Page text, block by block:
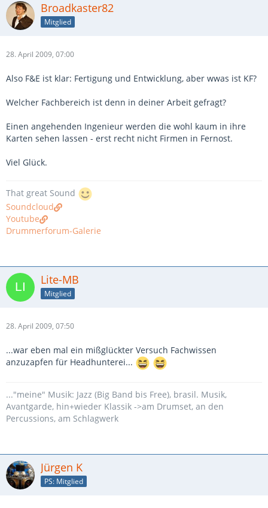
Broadkaster82
Mitglied
28. April 2009, 07:00
Also F&E ist klar: Fertigung und Entwicklung, aber wwas ist KF?
Welcher Fachbereich ist denn in deiner Arbeit gefragt?
Einen angehenden Ingenieur werden die wohl kaum in ihre
Karten sehen lassen - erst recht nicht Firmen in Fernost.
Viel Glück.
That great Sound
Soundcloud
Youtube
Drummerforum-Galerie
Lite-MB
Mitglied
28. April 2009, 07:50
...war eben mal ein mißglückter Versuch Fachwissen
anzuzapfen für Headhunterei...
..."meine" Musik: Jazz (Big Band bis Free), brasil. Musik,
Avantgarde, hin+wieder Klassik ->am Drumset, an den
Percussions, am Schlagwerk
Jürgen K
PS: Mitglied